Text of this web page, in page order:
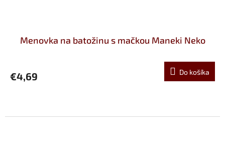
Menovka na batožinu s mačkou Maneki Neko
€4,69 Do košíka